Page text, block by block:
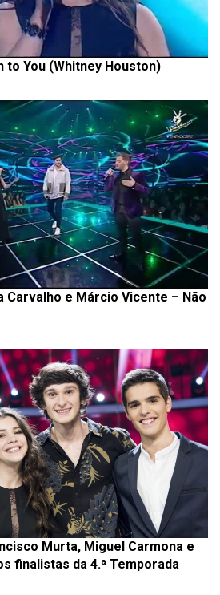
to You (Whitney Houston)
Carvalho e Márcio Vicente – Não
Murta, Miguel Carmona e
finalistas da 4.ª Temporada